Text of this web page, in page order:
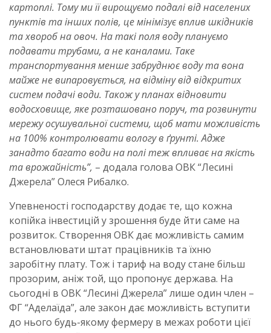
картоплі. Тому ми її вирощуємо подалі від населених
пунктів та інших полів, це мінімізує вплив шкідників
та хвороб на овоч. На такі поля воду плануємо
подавати трубами, а не каналами. Таке
транспортування менше забруднює воду та вона
майже не випаровується, на відміну від відкритих
систем подачі води. Також у планах відновити
водосховище, яке розташовано поруч, та розвинути
мережу осушувальної системи, щоб мати можливість
на 100% контролювати вологу в ґрунті. Адже
занадто багато води на полі теж впливає на якість
та врожайність”, – додала голова ОВК “Лесині
Джерела” Олеся Рибалко.
Упевненості господарству додає те, що кожна
копійка інвестицій у зрошення буде йти саме на
розвиток. Створення ОВК дає можливість самим
встановлювати штат працівників та їхню
заробітну плату. Тож і тариф на воду стане більш
прозорим, аніж той, що пропонує держава. На
сьогодні в ОВК “Лесині Джерела” лише один член –
ФГ “Аделаїда”, але закон дає можливість вступити
до нього будь-якому фермеру в межах роботи цієї